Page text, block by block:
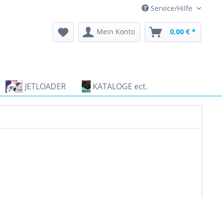
Service/Hilfe
Mein Konto 0,00 € *
JETLOADER KATALOGE ect.